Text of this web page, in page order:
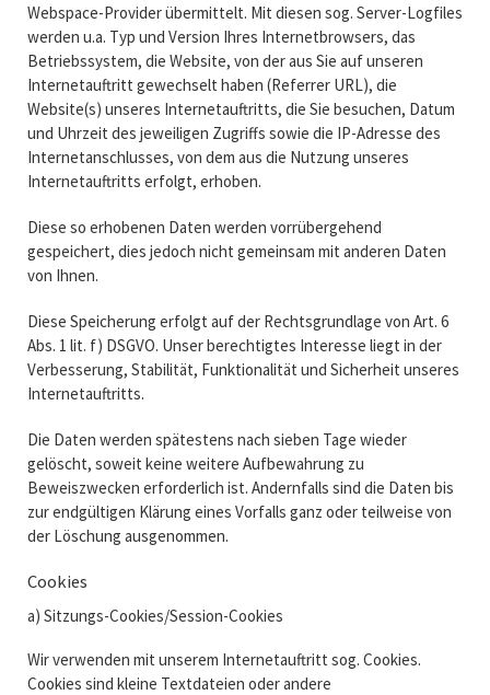
Webspace-Provider übermittelt. Mit diesen sog. Server-Logfiles
werden u.a. Typ und Version Ihres Internetbrowsers, das
Betriebssystem, die Website, von der aus Sie auf unseren
Internetauftritt gewechselt haben (Referrer URL), die
Website(s) unseres Internetauftritts, die Sie besuchen, Datum
und Uhrzeit des jeweiligen Zugriffs sowie die IP-Adresse des
Internetanschlusses, von dem aus die Nutzung unseres
Internetauftritts erfolgt, erhoben.
Diese so erhobenen Daten werden vorrübergehend
gespeichert, dies jedoch nicht gemeinsam mit anderen Daten
von Ihnen.
Diese Speicherung erfolgt auf der Rechtsgrundlage von Art. 6
Abs. 1 lit. f) DSGVO. Unser berechtigtes Interesse liegt in der
Verbesserung, Stabilität, Funktionalität und Sicherheit unseres
Internetauftritts.
Die Daten werden spätestens nach sieben Tage wieder
gelöscht, soweit keine weitere Aufbewahrung zu
Beweiszwecken erforderlich ist. Andernfalls sind die Daten bis
zur endgültigen Klärung eines Vorfalls ganz oder teilweise von
der Löschung ausgenommen.
Cookies
a) Sitzungs-Cookies/Session-Cookies
Wir verwenden mit unserem Internetauftritt sog. Cookies.
Cookies sind kleine Textdateien oder andere